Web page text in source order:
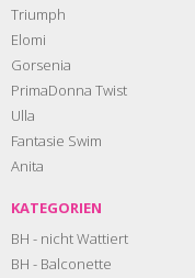
Triumph
Elomi
Gorsenia
PrimaDonna Twist
Ulla
Fantasie Swim
Anita
KATEGORIEN
BH - nicht Wattiert
BH - Balconette